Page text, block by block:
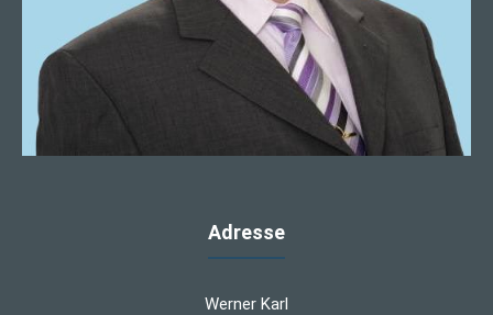
Adresse
Werner Karl